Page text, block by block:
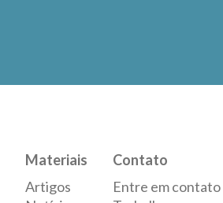
Materiais
Artigos
Contato
Entre em contato